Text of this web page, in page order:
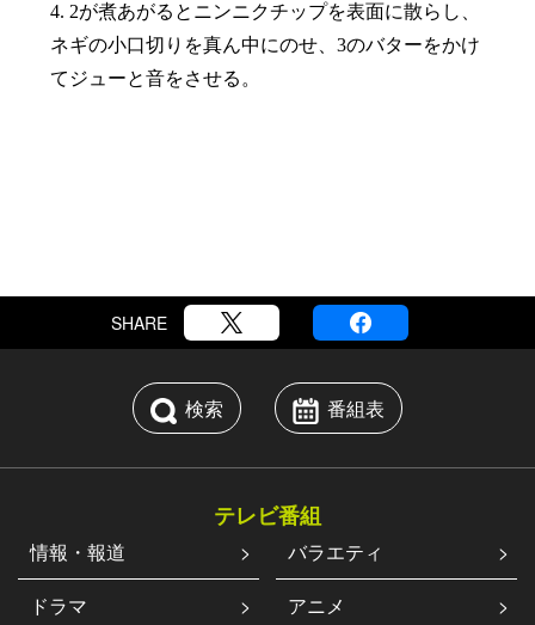
4. 2が煮あがるとニンニクチップを表面に散らし、
ネギの小口切りを真ん中にのせ、3のバターをかけ
てジューと音をさせる。
SHARE
検索 番組表
テレビ番組
情報・報道
バラエティ
ドラマ
アニメ